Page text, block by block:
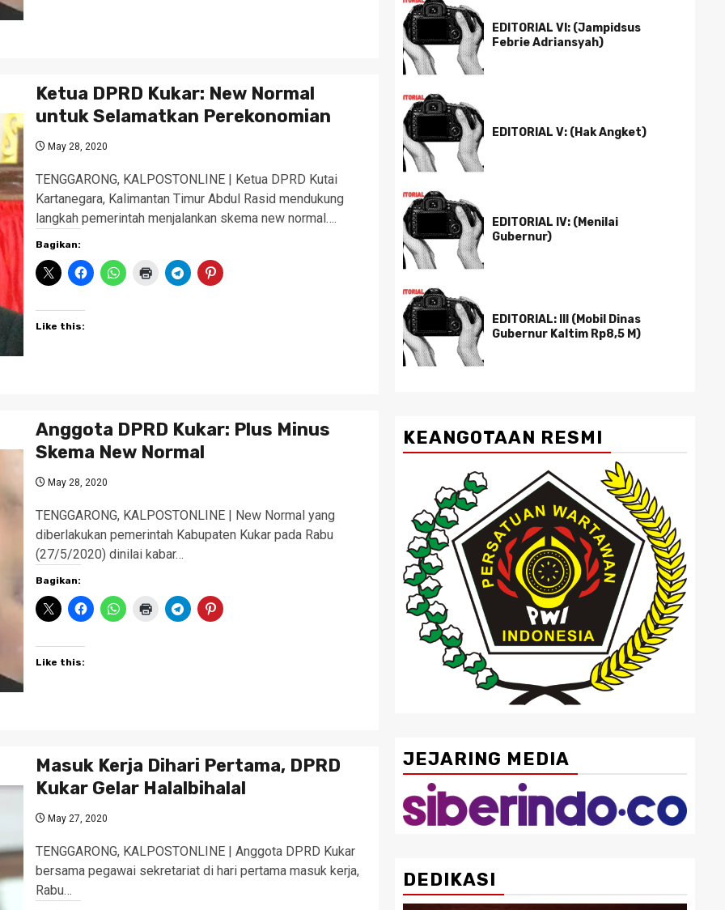
Ketua DPRD Kukar: New Normal
untuk Selamatkan Perekonomian
May 28, 2020
TENGGARONG, KALPOSTONLINE | Ketua DPRD Kutai
Kartanegara, Kalimantan Timur Abdul Rasid mendukung
langkah pemerintah menjalankan skema new normal….
Bagikan:
Like this:
Anggota DPRD Kukar: Plus Minus
Skema New Normal
May 28, 2020
TENGGARONG, KALPOSTONLINE | New Normal yang
diberlakukan pemerintah Kabupaten Kukar pada Rabu
(27/5/2020) dinilai kabar…
Bagikan:
Like this:
Masuk Kerja Dihari Pertama, DPRD
Kukar Gelar Halalbihalal
May 27, 2020
TENGGARONG, KALPOSTONLINE | Anggota DPRD Kukar
bersama pegawai sekretariat di hari pertama masuk kerja,
Rabu…
EDITORIAL VI: (Jampidsus
Febrie Adriansyah)
EDITORIAL V: (Hak Angket)
EDITORIAL IV: (Menilai
Gubernur)
EDITORIAL: III (Mobil Dinas
Gubernur Kaltim Rp8,5 M)
KEANGOTAAN RESMI
JEJARING MEDIA
DEDIKASI